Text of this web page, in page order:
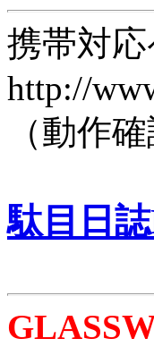
携帯対
http://
（動作
駄目日誌